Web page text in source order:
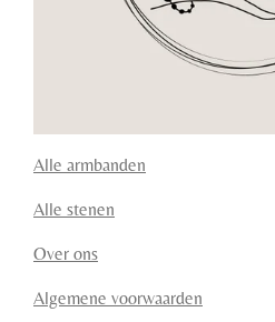
Alle armbanden
Alle stenen
Over ons
Algemene voorwaarden